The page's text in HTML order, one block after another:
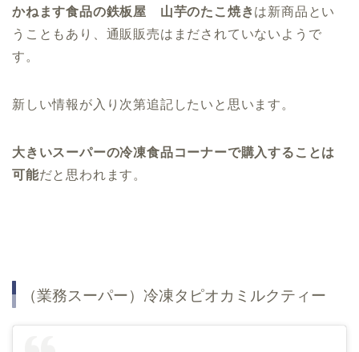
かねます食品の鉄板屋 山芋のたこ焼きは新商品とい
うこともあり、 通販販売はまだされていないようで
す。
新しい情報が入り次第追記したいと思います。
大きいスーパーの冷凍食品コーナーで購入することは
可能だと思われます。
（業務スーパー）冷凍タピオカミルクティー